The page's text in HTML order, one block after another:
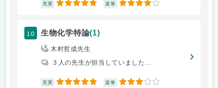
充実 5 楽単 4
10 生物化学特論(1)
木村哲成先生
３人の先生が担当していました...
充実 5 楽単 3